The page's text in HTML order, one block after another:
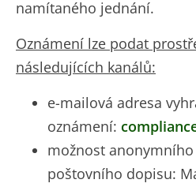
namítaného jednání.
Oznámení lze podat
následujících kanálů:
e-mailová adresa
oznámení:
možnost
poštovního dopisu: